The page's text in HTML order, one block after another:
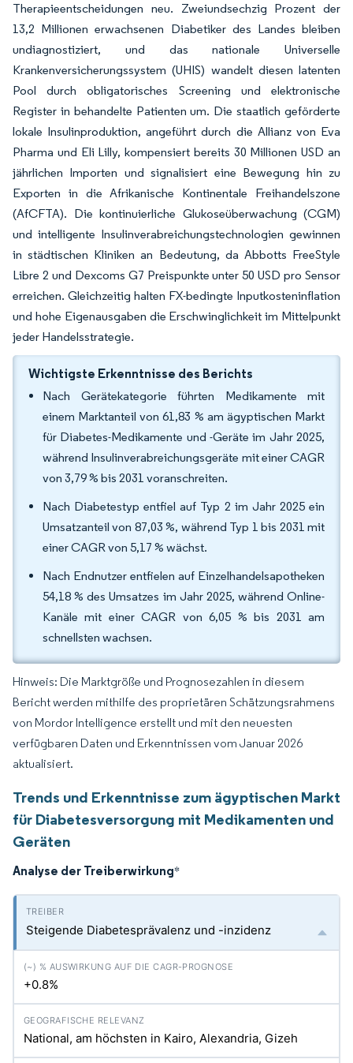
Therapieentscheidungen neu. Zweiundsechzig Prozent der
13,2 Millionen erwachsenen Diabetiker des Landes bleiben
undiagnostiziert, und das nationale Universelle
Krankenversicherungssystem (UHIS) wandelt diesen latenten
Pool durch obligatorisches Screening und elektronische
Register in behandelte Patienten um. Die staatlich geförderte
lokale Insulinproduktion, angeführt durch die Allianz von Eva
Pharma und Eli Lilly, kompensiert bereits 30 Millionen USD an
jährlichen Importen und signalisiert eine Bewegung hin zu
Exporten in die Afrikanische Kontinentale Freihandelszone
(AfCFTA). Die kontinuierliche Glukoseüberwachung (CGM)
und intelligente Insulinverabreichungstechnologien gewinnen
in städtischen Kliniken an Bedeutung, da Abbotts FreeStyle
Libre 2 und Dexcoms G7 Preispunkte unter 50 USD pro Sensor
erreichen. Gleichzeitig halten FX-bedingte Inputkosteninflation
und hohe Eigenausgaben die Erschwinglichkeit im Mittelpunkt
jeder Handelsstrategie.
Wichtigste Erkenntnisse des Berichts
Nach Gerätekategorie führten Medikamente mit
einem Marktanteil von 61,83 % am ägyptischen Markt
für Diabetes-Medikamente und -Geräte im Jahr 2025,
während Insulinverabreichungsgeräte mit einer CAGR
von 3,79 % bis 2031 voranschreiten.
Nach Diabetestyp entfiel auf Typ 2 im Jahr 2025 ein
Umsatzanteil von 87,03 %, während Typ 1 bis 2031 mit
einer CAGR von 5,17 % wächst.
Nach Endnutzer entfielen auf Einzelhandelsapotheken
54,18 % des Umsatzes im Jahr 2025, während Online-
Kanäle mit einer CAGR von 6,05 % bis 2031 am
schnellsten wachsen.
Hinweis: Die Marktgröße und Prognosezahlen in diesem
Bericht werden mithilfe des proprietären Schätzungsrahmens
von Mordor Intelligence erstellt und mit den neuesten
verfügbaren Daten und Erkenntnissen vom Januar 2026
aktualisiert.
Trends und Erkenntnisse zum ägyptischen Markt
für Diabetesversorgung mit Medikamenten und
Geräten
Analyse der Treiberwirkung*
Steigende Diabetesprävalenz und -inzidenz
+0.8%
National, am höchsten in Kairo, Alexandria, Gizeh